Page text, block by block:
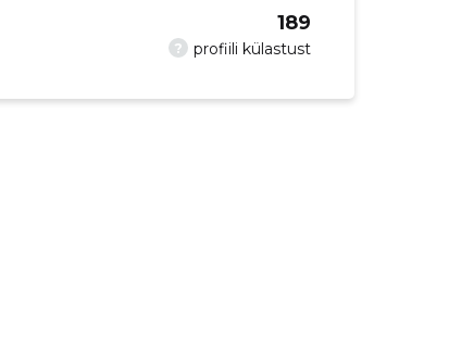
? profiili külastust
189